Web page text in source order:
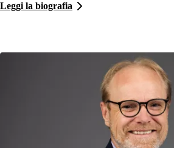
Leggi la biografia